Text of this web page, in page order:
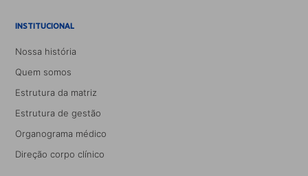
INSTITUCIONAL
Nossa história
Quem somos
Estrutura da matriz
Estrutura de gestão
Organograma médico
Direção corpo clínico